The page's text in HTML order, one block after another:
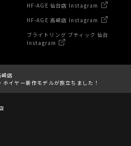
HF-AGE 仙台店 Instagram
HF-AGE 高崎店 Instagram
ブライトリング ブティック 仙台
Instagram
店
イヤー新作モデルが旅立ちました！